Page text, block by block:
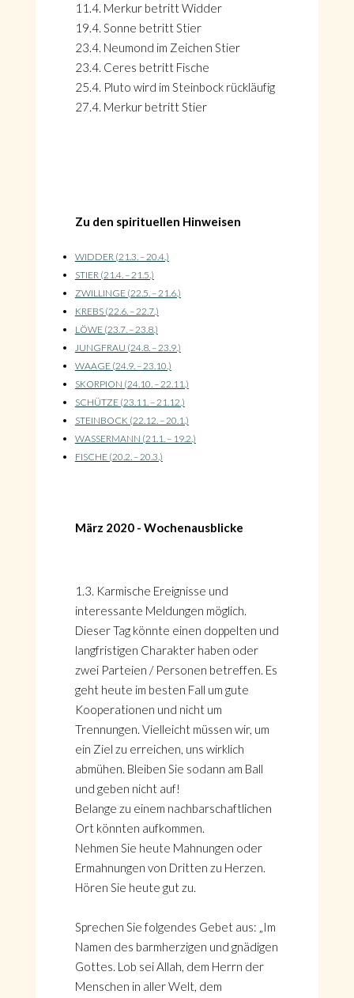
11.4. Merkur betritt Widder
19.4. Sonne betritt Stier
23.4. Neumond im Zeichen Stier
23.4. Ceres betritt Fische
25.4. Pluto wird im Steinbock rückläufig
27.4. Merkur betritt Stier
Zu den spirituellen Hinweisen
WIDDER (21.3. – 20.4.)
STIER (21.4. – 21.5.)
ZWILLINGE (22.5. – 21.6.)
KREBS (22.6. – 22.7.)
LÖWE (23.7. – 23.8.)
JUNGFRAU (24.8. – 23.9.)
WAAGE (24.9. – 23.10.)
SKORPION (24.10. – 22.11.)
SCHÜTZE (23.11. – 21.12.)
STEINBOCK (22.12. – 20.1.)
WASSERMANN (21.1. – 19.2.)
FISCHE (20.2. – 20.3.)
März 2020 - Wochenausblicke
1.3. Karmische Ereignisse und
interessante Meldungen möglich.
Dieser Tag könnte einen doppelten und
langfristigen Charakter haben oder
zwei Parteien / Personen betreffen. Es
geht heute im besten Fall um gute
Kooperationen und nicht um
Trennungen. Vielleicht müssen wir, um
ein Ziel zu erreichen, uns wirklich
abmühen. Bleiben Sie sodann am Ball
und geben nicht auf!
Belange zu einem nachbarschaftlichen
Ort könnten aufkommen.
Nehmen Sie heute Mahnungen oder
Ermahnungen von Dritten zu Herzen.
Hören Sie heute gut zu.
Sprechen Sie folgendes Gebet aus: „Im
Namen des barmherzigen und gnädigen
Gottes. Lob sei Allah, dem Herrn der
Menschen in aller Welt, dem